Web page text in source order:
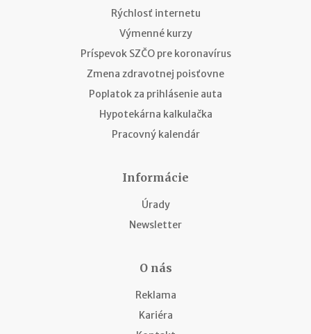
Rýchlosť internetu
Výmenné kurzy
Príspevok SZČO pre koronavírus
Zmena zdravotnej poisťovne
Poplatok za prihlásenie auta
Hypotekárna kalkulačka
Pracovný kalendár
Informácie
Úrady
Newsletter
O nás
Reklama
Kariéra